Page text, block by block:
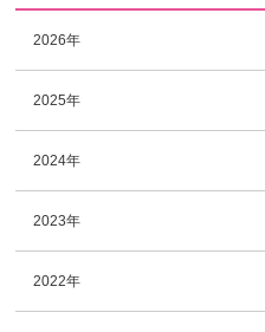
2026年
2025年
2024年
2023年
2022年